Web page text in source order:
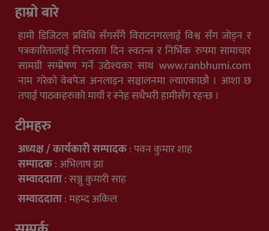
हाम्रो बारे
हामी डिजिटल प्रविधि सँगसँगै विराटनगरलाई विश्व सँग जोड्न र
पत्रकारितालाई निरन्तरता दिन स्वतन्त्र र निर्भिक रुपमा सामाचार
सामग्री सम्प्रेषण गर्ने उद्येश्यका साथ www.ranbhumi.com
नाम गरेको वेबपेज अनलाइन सञ्चालनमा ल्याएकाछौ । आशा छ
तपाई पाठकहरुको मायाँ र स्नेह सधैभरी हामीसँग रहन्छ ।
टीमहरु
अध्यक्ष / कार्यकारी सम्पादक: पवन कुमार शाह
सम्पादक: अभिलाष झा
सम्वाददाता: सञ्जु कुमारी साह
सम्वाददाता: महम्द अकिल